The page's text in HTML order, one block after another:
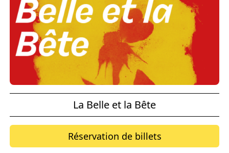
La Belle et la Bête
Réservation de billets